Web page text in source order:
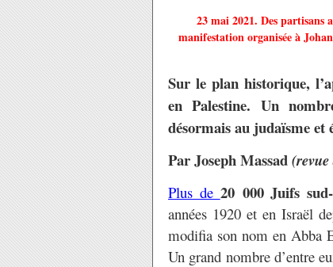
23 mai 2021. Des partisans
manifestation organisée à
Sur le plan historique,
en Palestine. Un
désormais au judaïsme et
Par Joseph Massad
Plus de 20 000 Juifs
années 1920 et en Israël
modifia son nom en Abba
Un grand nombre d’entre